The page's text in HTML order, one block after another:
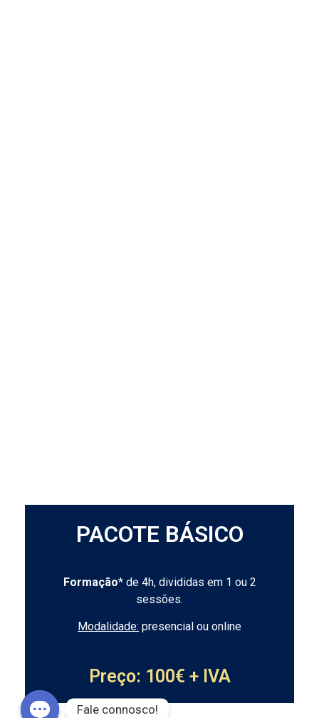
PACOTE BÁSICO
Formação* de 4h, divididas em 1 ou 2
sessões.
Modalidade: presencial ou online
Preço: 100€ + IVA
Fale connosco!